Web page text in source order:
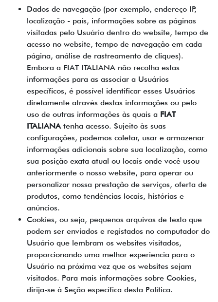
Dados de navegação (por exemplo, endereço IP,
localização - país, informações sobre as páginas
visitadas pelo Usuário dentro do website, tempo de
acesso no website, tempo de navegação em cada
página, análise de rastreamento de cliques).
Embora a FIAT ITALIANA não recolha estas
informações para as associar a Usuários
específicos, é possível identificar esses Usuários
diretamente através destas informações ou pelo
uso de outras informações às quais a FIAT
ITALIANA tenha acesso. Sujeito às suas
configurações, podemos coletar, usar e armazenar
informações adicionais sobre sua localização, como
sua posição exata atual ou locais onde você usou
anteriormente o nosso website, para operar ou
personalizar nossa prestação de serviços, oferta de
produtos, como tendências locais, histórias e
anúncios.
Cookies, ou seja, pequenos arquivos de texto que
podem ser enviados e registados no computador do
Usuário que lembram os websites visitados,
proporcionando uma melhor experiencia para o
Usuário na próxima vez que os websites sejam
visitados. Para mais informações sobre Cookies,
dirija-se à Seção específica desta Política.